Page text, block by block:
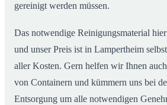
gereinigt werden müssen.
Das notwendige Reinigungsmaterial
und unser Preis ist in Lampertheim
aller Kosten. Gern helfen wir Ihnen
von Containern und kümmern uns bei
Entsorgung um alle notwendigen